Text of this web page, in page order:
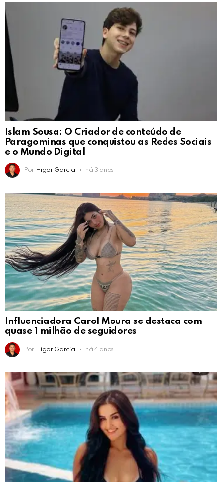
Islam Sousa: O Criador de conteúdo de
Paragominas que conquistou as Redes Sociais
e o Mundo Digital
Por Higor Garcia há 3 anos
Influenciadora Carol Moura se destaca com
quase 1 milhão de seguidores
Por Higor Garcia há 4 anos